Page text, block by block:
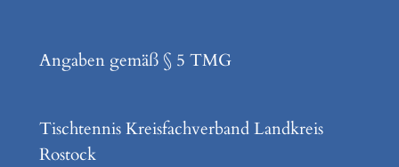
Angaben gemäß § 5 TMG
Tischtennis Kreisfachverband Landkreis
Rostock